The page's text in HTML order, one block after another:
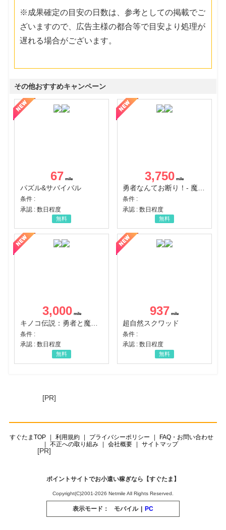
※成果確定の目安の日数は、参考としての掲載でご
ざいますので、広告主様の都合等で目安より処理が
遅れる場合がございます。
その他おすすめキャンペーン
67
パズル&サバイバル
条件 :
承認 : 数日程度
無料
3,750
勇者なんてお断り！- 魔王の力で異世界征服
条件 :
承認 : 数日程度
無料
3,000
条件 :
承認 : 数日程度
無料
937
超自然スクワッド
条件 :
承認 : 数日程度
無料
[PR]
すぐたまTOP 利用規約 プライバシーポリシー
FAQ・お問い合わせ
不正への取り組み
会社概要 サイトマップ
[PR]
ポイントサイトでお小遣い稼ぎなら【すぐたま】
Copyright(C)2001-2026 Netmile All Rights Reserved.
表示モード： モバイル | PC